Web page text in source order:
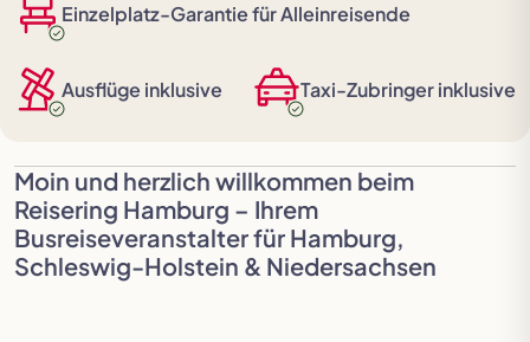
Einzelplatz-Garantie für Alleinreisende
Ausflüge inklusive Taxi-Zubringer inklusive
Moin und herzlich willkommen beim
Reisering Hamburg – Ihrem
Busreiseveranstalter für Hamburg,
Schleswig-Holstein & Niedersachsen